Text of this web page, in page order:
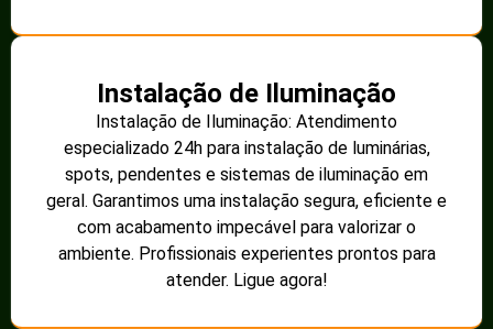
Instalação de Iluminação
Instalação de Iluminação: Atendimento
especializado 24h para instalação de luminárias,
spots, pendentes e sistemas de iluminação em
geral. Garantimos uma instalação segura, eficiente e
com acabamento impecável para valorizar o
ambiente. Profissionais experientes prontos para
atender. Ligue agora!